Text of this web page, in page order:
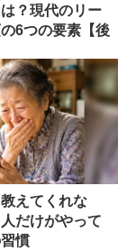
？現代のリー
6つの要素【後
えてくれな
だけがやって
慣